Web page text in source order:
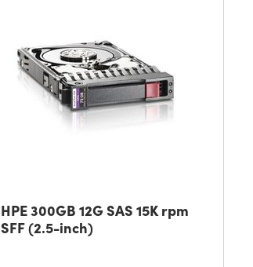
HPE 300GB 12G SAS 15K rpm
SFF (2.5-inch)